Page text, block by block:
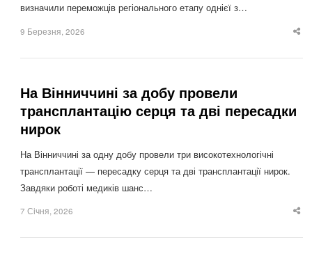
визначили переможців регіонального етапу однієї з…
9 Березня, 2026
На Вінниччині за добу провели
трансплантацію серця та дві пересадки
нирок
На Вінниччині за одну добу провели три високотехнологічні
трансплантації — пересадку серця та дві трансплантації нирок.
Завдяки роботі медиків шанс…
7 Січня, 2026